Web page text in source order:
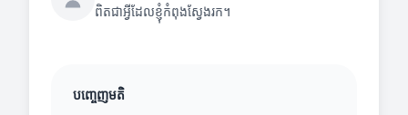
ពិតជាអ្វីដែលខ្ញុំកំពុងស្វែងរក។
បញ្ចេញមតិ